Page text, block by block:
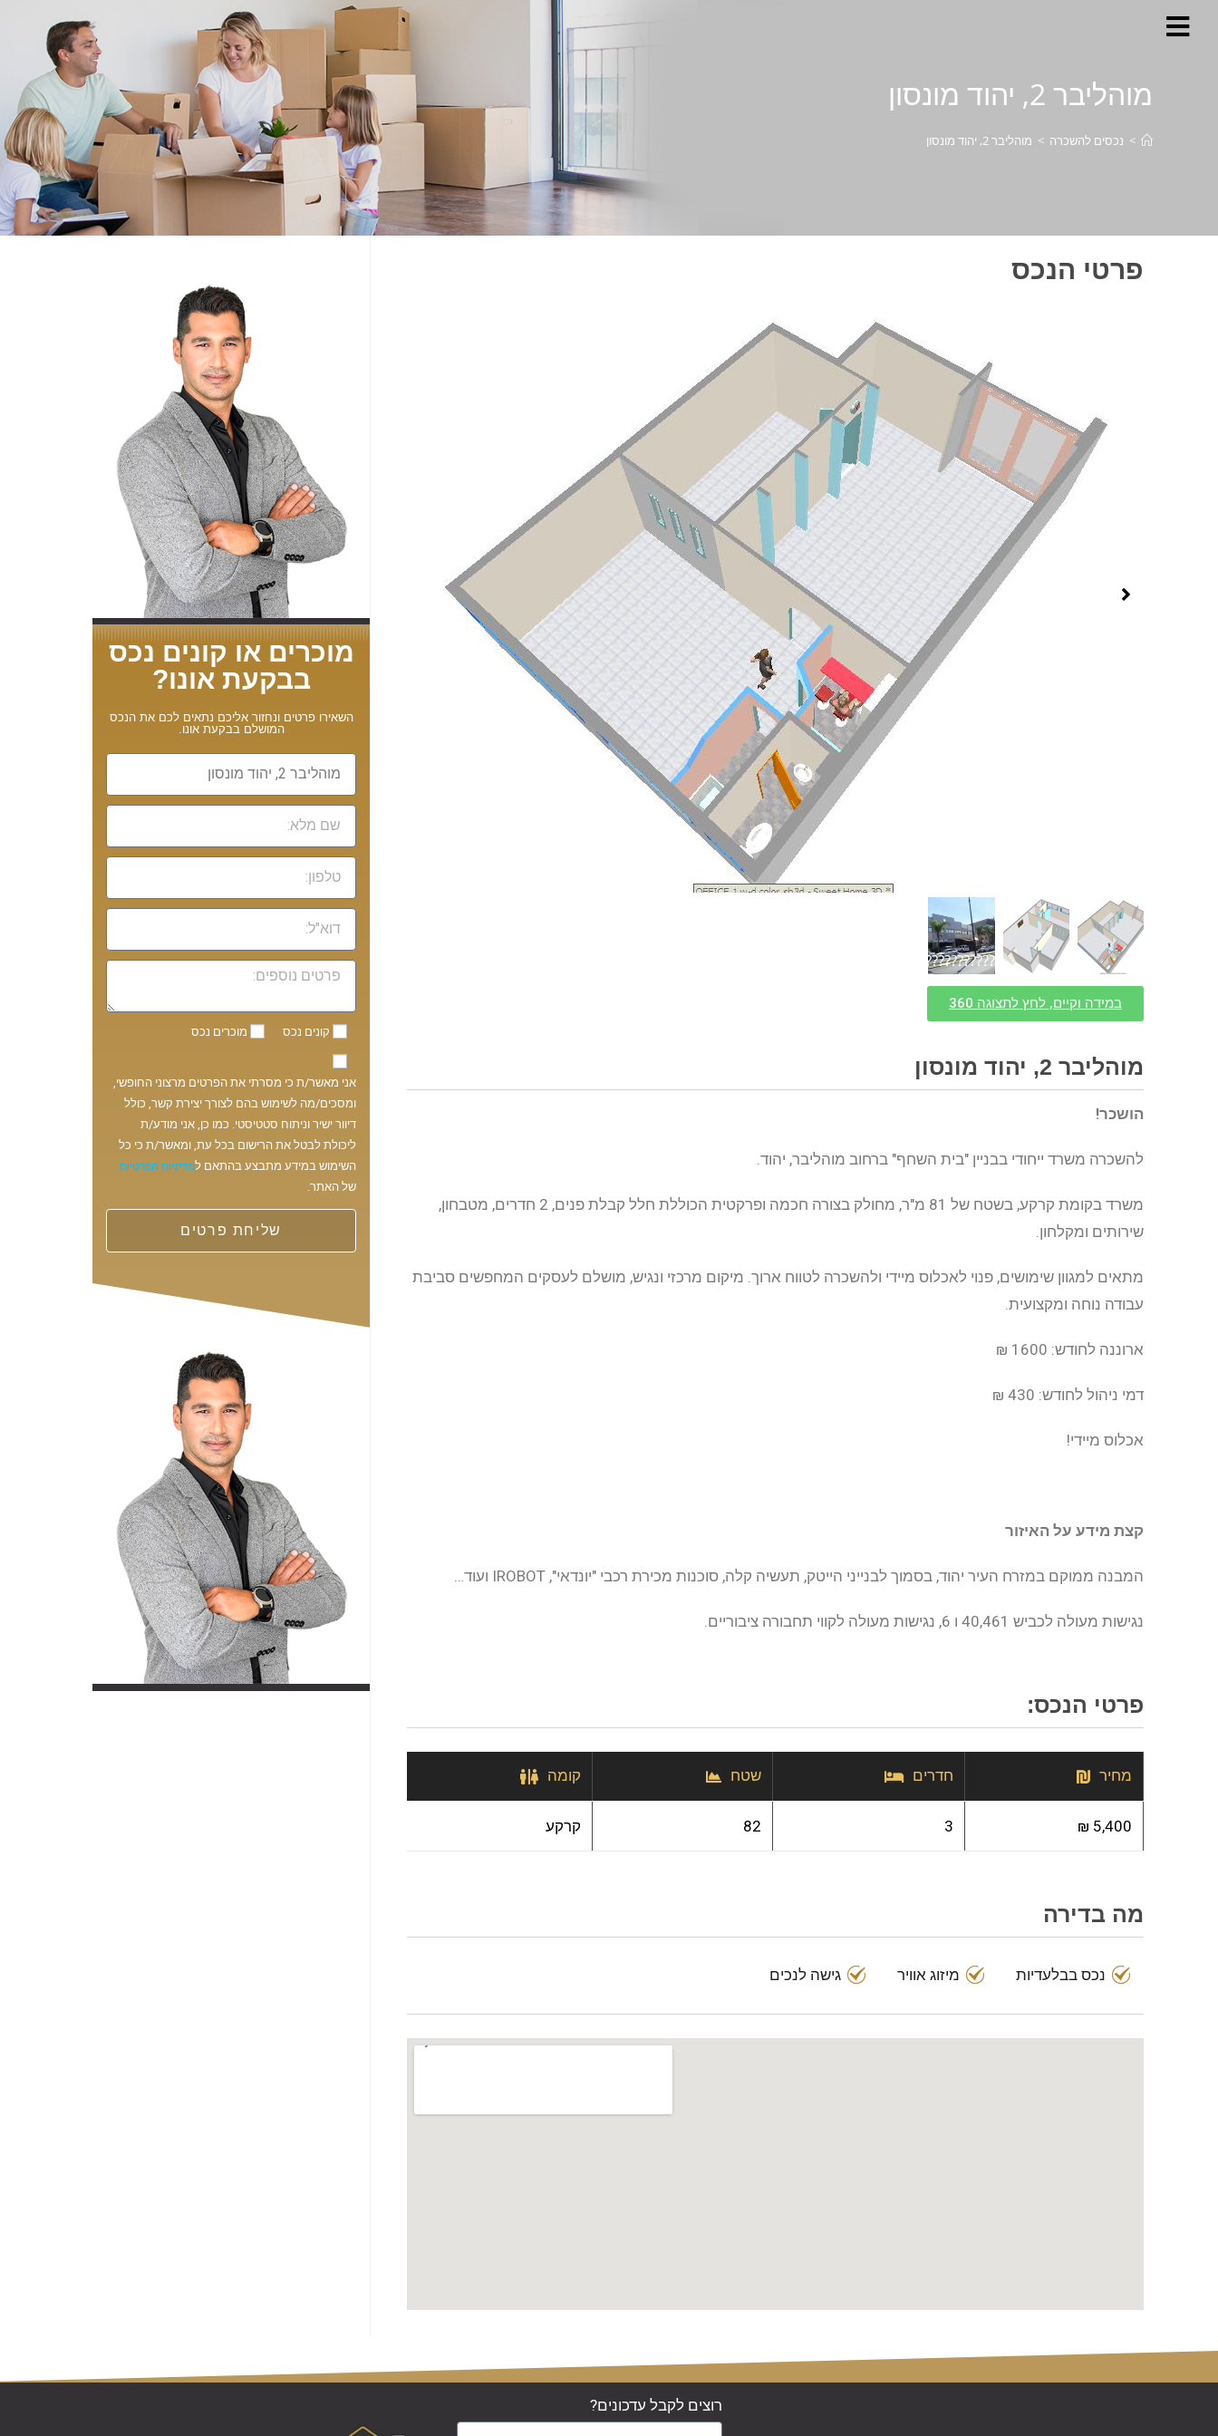
לתוכן
מוהליבר 2, יהוד מונסון
> נכסים להשכרה > מוהליבר 2, יהוד מונסון
פרטי הנכס
?????????????
במידה וקיים, לחץ לתצוגה 360
מוהליבר 2, יהוד מונסון
הושכר!
להשכרה משרד ייחודי בבניין "בית השחף" ברחוב מוהליבר, יהוד.
משרד בקומת קרקע, בשטח של 81 מ"ר, מחולק בצורה חכמה ופרקטית הכוללת חלל קבלת פנים, 2 חדרים, מטבחון,
שירותים ומקלחון.
מתאים למגוון שימושים, פנוי לאכלוס מיידי ולהשכרה לטווח ארוך. מיקום מרכזי ונגיש, מושלם לעסקים המחפשים סביבת
עבודה נוחה ומקצועית.
ארוננה לחודש: 1600 ₪
דמי ניהול לחודש: 430 ₪
אכלוס מיידי!
קצת מידע על האיזור
המבנה ממוקם במזרח העיר יהוד, בסמוך לבנייני הייטק, תעשיה קלה, סוכנות מכירת רכבי "יונדאי", IROBOT ועוד…
נגישות מעולה לכביש 40,461 ו 6, נגישות מעולה לקווי תחבורה ציבוריים.
פרטי הנכס:
מחיר חדרים שטח קומה
5,400 ₪
3
82 קרקע
מה בדירה
נכס בבלעדיות מיזוג אוויר גישה לנכים
מוכרים או קונים נכס
בבקעת אונו?
השאירו פרטים ונחזור אליכם נתאים לכם את הנכס
המושלם בבקעת אונו.
קונים נכס מוכרים נכס
אני מאשר/ת כי מסרתי את הפרטים מרצוני החופשי,
ומסכים/מה לשימוש בהם לצורך יצירת קשר, כולל
דיוור ישיר וניתוח סטטיסטי. כמו כן, אני מודע/ת
ליכולת לבטל את הרישום בכל עת, ומאשר/ת כי כל
השימוש במידע מתבצע בהתאם למדיניות הפרטיות
של האתר.
שליחת פרטים
רוצים לקבל עדכונים?